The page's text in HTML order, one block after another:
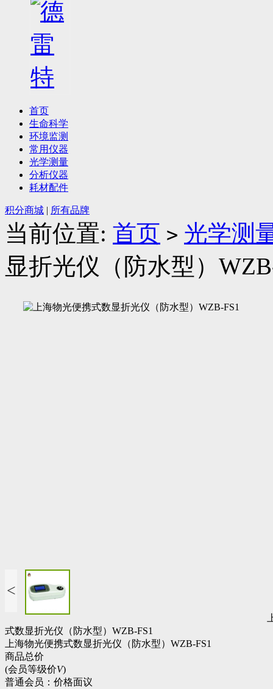
首页
生命科学
环境监测
常用仪器
光学测量
分析仪器
耗材配件
积分商城 | 所有品牌
当前位置: 首页 > 光学测
显折光仪（防水型）
<
式数显折光仪（防水型）WZB-FS1
上海物光便携式数显折光仪（防水型）WZB-FS1
商品总价
(会员等级价V)
普通会员： 价格面议